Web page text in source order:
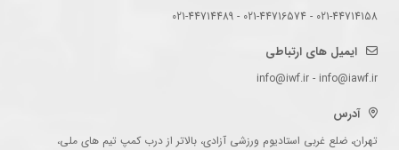
021-44714158 - 021-44716574 - 021-44714489
ایمیل های ارتباطی
info@iwf.ir - info@iawf.ir
آدرس
تهران، ضلع غربی استادیوم ورزشی آزادی، بالاتر از درب کمپ تیم های ملی،